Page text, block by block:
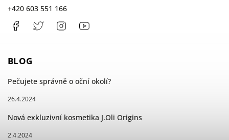
+420 603 551 166
FacebookPetraClinicInstagram
BLOG
Pečujete správně o oční okolí?
26.4.2024
Nová exkluzivní kosmetika J.Oli Origins
2.4.2024